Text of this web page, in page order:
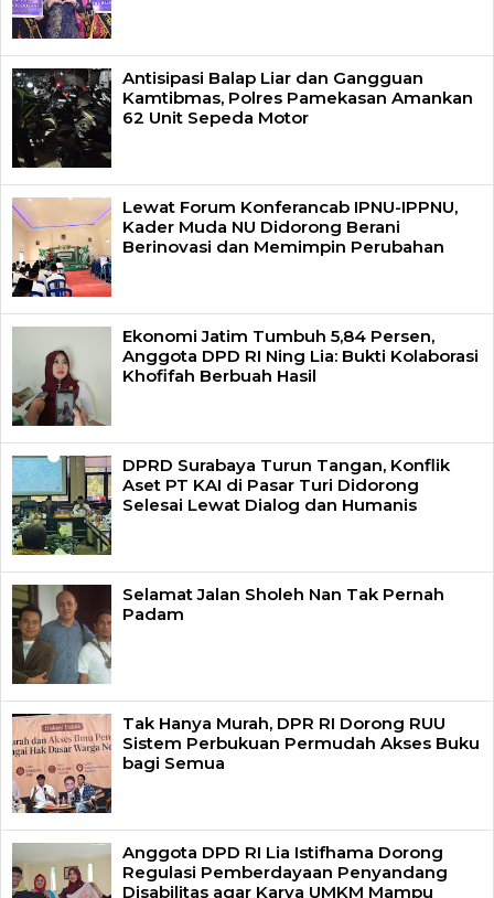
Antisipasi Balap Liar dan Gangguan
Kamtibmas, Polres Pamekasan Amankan
62 Unit Sepeda Motor
Lewat Forum Konferancab IPNU-IPPNU,
Kader Muda NU Didorong Berani
Berinovasi dan Memimpin Perubahan
Ekonomi Jatim Tumbuh 5,84 Persen,
Anggota DPD RI Ning Lia: Bukti Kolaborasi
Khofifah Berbuah Hasil
DPRD Surabaya Turun Tangan, Konflik
Aset PT KAI di Pasar Turi Didorong
Selesai Lewat Dialog dan Humanis
Selamat Jalan Sholeh Nan Tak Pernah
Padam
Tak Hanya Murah, DPR RI Dorong RUU
Sistem Perbukuan Permudah Akses Buku
bagi Semua
Anggota DPD RI Lia Istifhama Dorong
Regulasi Pemberdayaan Penyandang
Disabilitas agar Karya UMKM Mampu